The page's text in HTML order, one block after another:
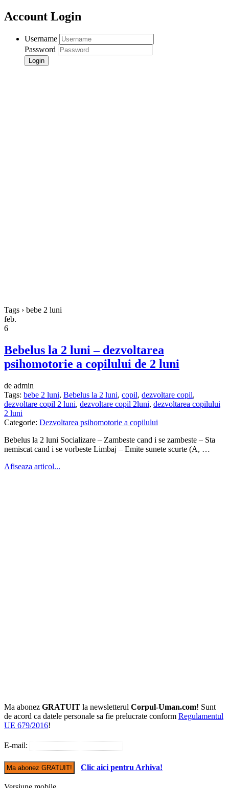
Account Login
Username
Password
Tags › bebe 2 luni
feb.
6
Bebelus la 2 luni – dezvoltarea
psihomotorie a copilului de 2 luni
de admin
Tags: bebe 2 luni, Bebelus la 2 luni, copil, dezvoltare copil,
dezvoltare copil 2 luni, dezvoltare copil 2luni, dezvoltarea copilului
2 luni
Categorie: Dezvoltarea psihomotorie a copilului
Bebelus la 2 luni Socializare – Zambeste cand i se zambeste – Sta
nemiscat cand i se vorbeste Limbaj – Emite sunete scurte (A, …
Afiseaza articol...
Ma abonez GRATUIT la newsletterul Corpul-Uman.com! Sunt
de acord ca datele personale sa fie prelucrate conform Regulamentul
UE 679/2016!
E-mail:
Clic aici pentru Arhiva!